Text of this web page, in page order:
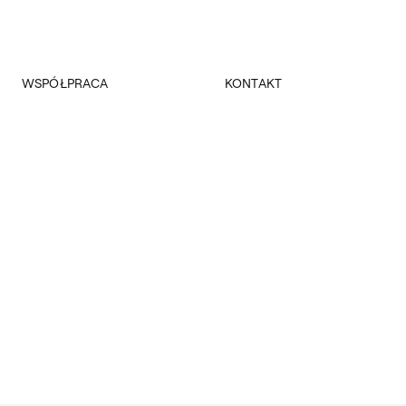
WSPÓŁPRACA KONTAKT